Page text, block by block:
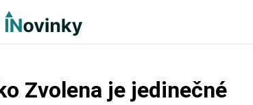
Zvolena je jedinečné